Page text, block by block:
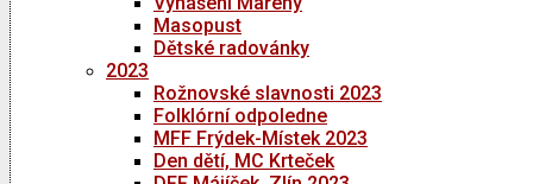
Masopust
Dětské radovánky
2023
Rožnovské slavnosti 2023
Folklórní odpoledne
MFF Frýdek-Místek 2023
Den dětí, MC Krteček